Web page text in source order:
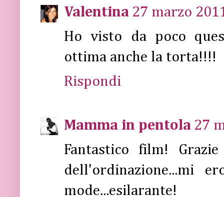
Valentina 27 marzo
Ho visto da poco
ottima anche la torta!!!!
Rispondi
Mamma in pentola 27
Fantastico film!
dell'ordinazione...mi
mode...esilarante!